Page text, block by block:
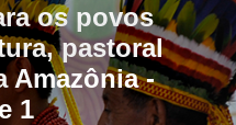
os povos
pastoral
Amazônia -
1